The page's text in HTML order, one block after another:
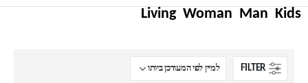
Kids
Man
Woman
Living
FILTER